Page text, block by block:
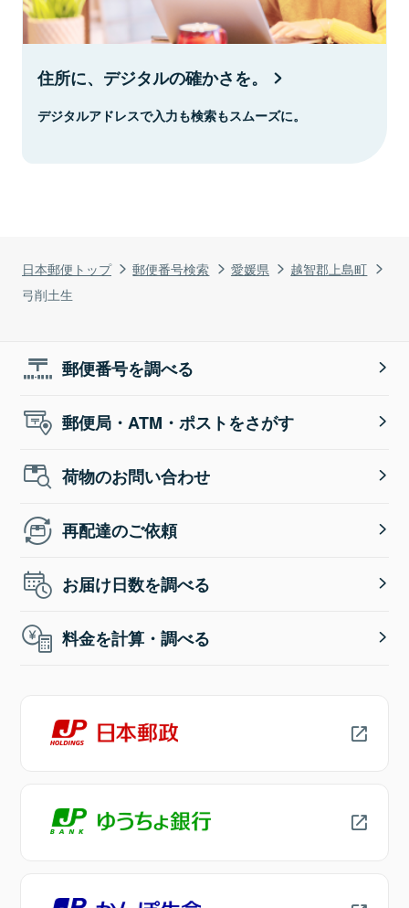
日本郵便トップ 郵便番号検索 愛媛県
越智郡上島町
弓削土生
住所に、デジタルの確かさを。
デジタルアドレスで入力も検索もスムーズに。
郵便番号を調べる
郵便局・ATM・ポストをさがす
荷物のお問い合わせ
再配達のご依頼
お届け日数を調べる
料金を計算・調べる